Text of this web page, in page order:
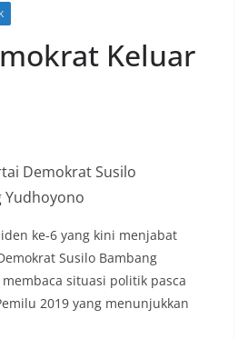
Keluar
Demokrat Susilo
Yudhoyono
ke-6 yang kini menjabat
Susilo Bambang
membaca situasi politik pasca
2019 yang menunjukkan